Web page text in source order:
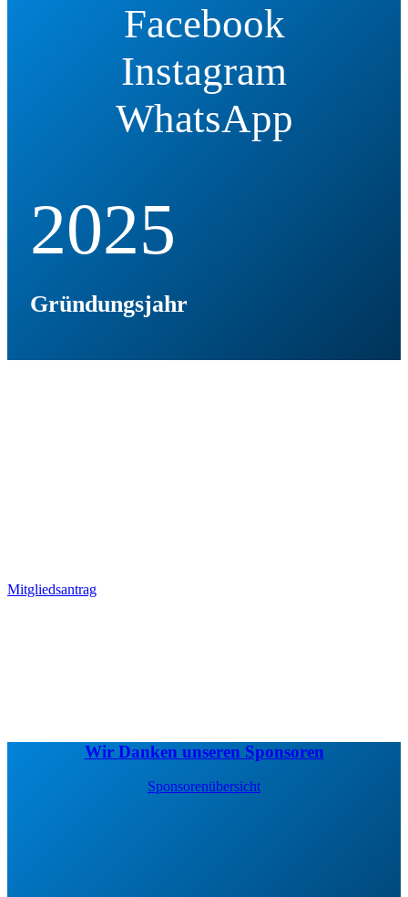
Facebook
Instagram
WhatsApp
2025
Gründungsjahr
Mitgliedsantrag
Wir Danken unseren Sponsoren
Sponsorenübersicht